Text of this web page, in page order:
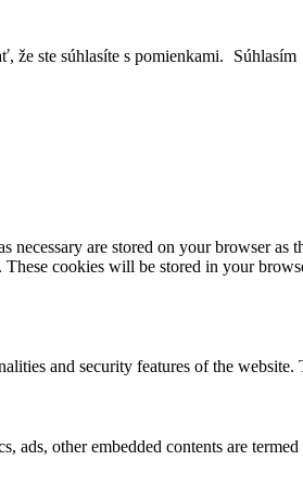
že ste súhlasíte s pomienkami.
Súhlasím
are stored on your browser as
These cookies will be stored in your
and security features of the website.
other embedded contents are termed